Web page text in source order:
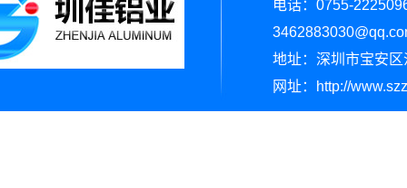
电话：0755-
地址： 深圳市宝安
网址：http://